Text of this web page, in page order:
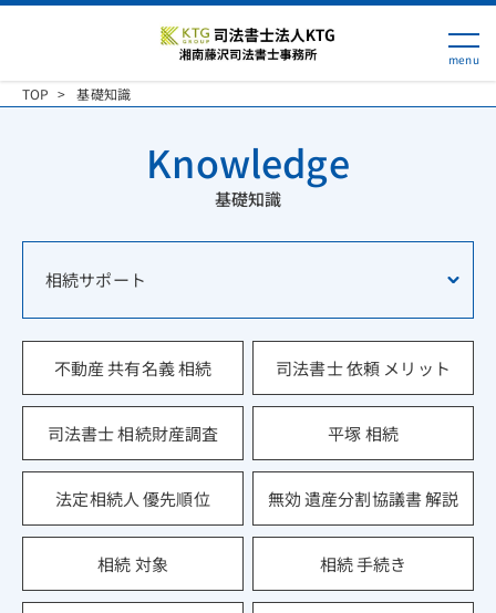
TOP 基礎知識
Knowledge
基礎知識
相続サポート
不動産 共有名義 相続 司法書士 依頼 メリット
司法書士 相続財産調査 平塚 相続
法定相続人 優先順位 無効 遺産分割協議書 解説
相続 対象 相続 手続き